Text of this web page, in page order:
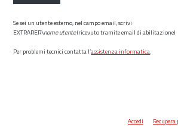
Se sei un utente esterno, nel campo email, scrivi
EXTRARER\nome utente(ricevuto tramite email di abilitazione)
Per problemi tecnici contatta l’assistenza informatica.
Accedi Recupera